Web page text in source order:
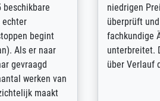
einer
(sollte
normannische
gleichzeitig
nach zu
selection,
were easy,
the item
am based in
searching for